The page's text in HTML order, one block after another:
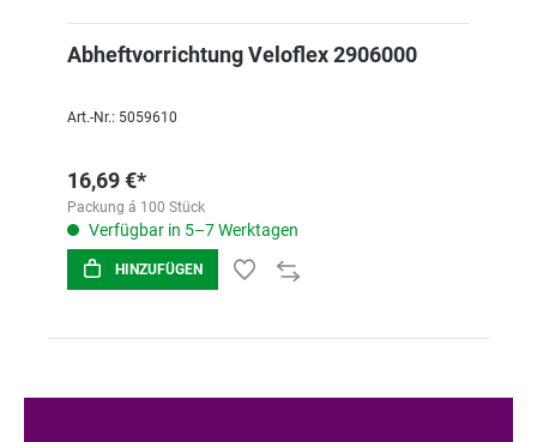
Abheftvorrichtung Veloflex 2906000
Art.-Nr.: 5059610
16,69 €*
Packung á 100 Stück
Verfügbar in 5–7 Werktagen
HINZUFÜGEN